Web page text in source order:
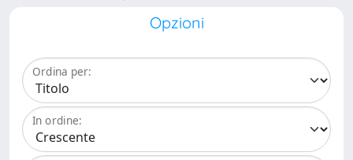
Opzioni
Ordina per:
In ordine: